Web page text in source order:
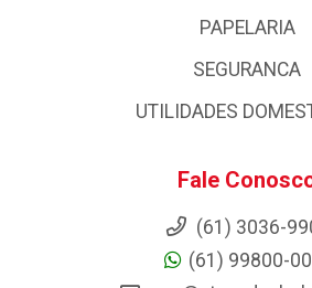
PAPELARIA
SEGURANCA
UTILIDADES
Fale
(61) 3036-
(61) 99800-